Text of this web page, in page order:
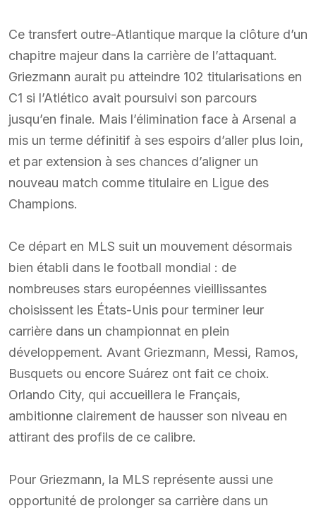
Ce transfert outre-Atlantique marque la clôture d’un
chapitre majeur dans la carrière de l’attaquant.
Griezmann aurait pu atteindre 102 titularisations en
C1 si l’Atlético avait poursuivi son parcours
jusqu’en finale. Mais l’élimination face à Arsenal a
mis un terme définitif à ses espoirs d’aller plus loin,
et par extension à ses chances d’aligner un
nouveau match comme titulaire en Ligue des
Champions.
Ce départ en MLS suit un mouvement désormais
bien établi dans le football mondial : de
nombreuses stars européennes vieillissantes
choisissent les États-Unis pour terminer leur
carrière dans un championnat en plein
développement. Avant Griezmann, Messi, Ramos,
Busquets ou encore Suárez ont fait ce choix.
Orlando City, qui accueillera le Français,
ambitionne clairement de hausser son niveau en
attirant des profils de ce calibre.
Pour Griezmann, la MLS représente aussi une
opportunité de prolonger sa carrière dans un